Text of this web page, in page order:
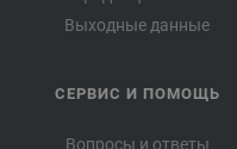
Выходные данные
СЕРВИС И ПОМОЩЬ
Вопросы и ответы